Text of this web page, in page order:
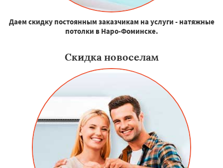
Даем скидку постоянным заказчикам на услуги - натяжные
потолки в Наро-Фоминске.
Скидка новоселам